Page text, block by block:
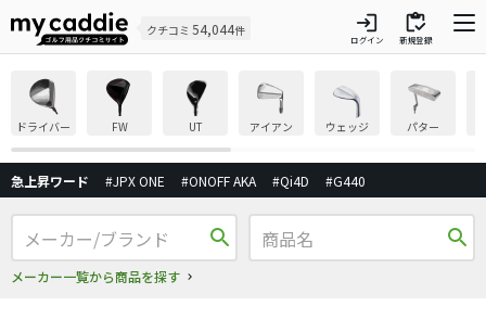
クチコミ 54,044件 login
ログイン
inventory
新規登録
ドライバー FW UT アイアン ウェッジ パター
急上昇ワード #JPX ONE #ONOFF AKA #Qi4D #G440
search
メーカー一覧から商品を探す
search